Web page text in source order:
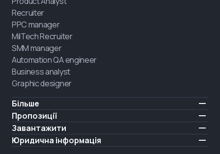
Recruiter
PPC manager
MilTech Recruiter
SMM manager
Automation QA engineer
Business analyst
Graphic designer
Більше
Ціни
Відгуки
Про нас
Блог
Пропозиції
IT для ветеранів
Найняти випускника
Завантажити
iOS
Юридична інформація